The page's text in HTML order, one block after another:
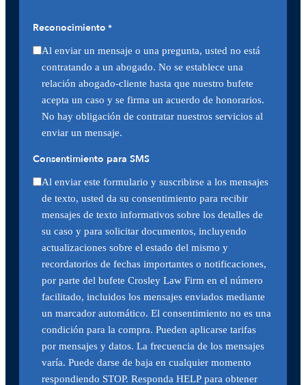
Reconocimiento *
Al enviar un mensaje o una pregunta, usted no está
contratando a un abogado. No se establece una
relación abogado-cliente hasta que nuestro bufete
acepta un caso y se firma un acuerdo de honorarios.
No hay obligación de contratar nuestros servicios al
enviar un mensaje.
Consentimiento para SMS
Al enviar este formulario y suscribirse a los mensajes
de texto, usted da su consentimiento para recibir
mensajes de texto informativos sobre los detalles de
su caso y para solicitar documentos, incluyendo
actualizaciones sobre el estado del mismo y
recordatorios de fechas importantes o notificaciones,
por parte del bufete Crosley Law Firm en el número
facilitado, incluidos los mensajes enviados mediante
un marcador automático. El consentimiento no es una
condición para la compra. Pueden aplicarse tarifas
por mensajes y datos. La frecuencia de los mensajes
varía. Puede darse de baja en cualquier momento
respondiendo STOP. Responda HELP para obtener